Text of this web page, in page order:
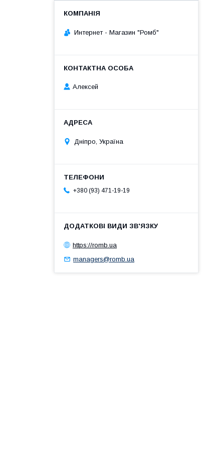
Интернет - Магазин "Ромб"
Алексей
Дніпро, Україна
+380 (93) 471-19-19
https://romb.ua
managers@romb.ua